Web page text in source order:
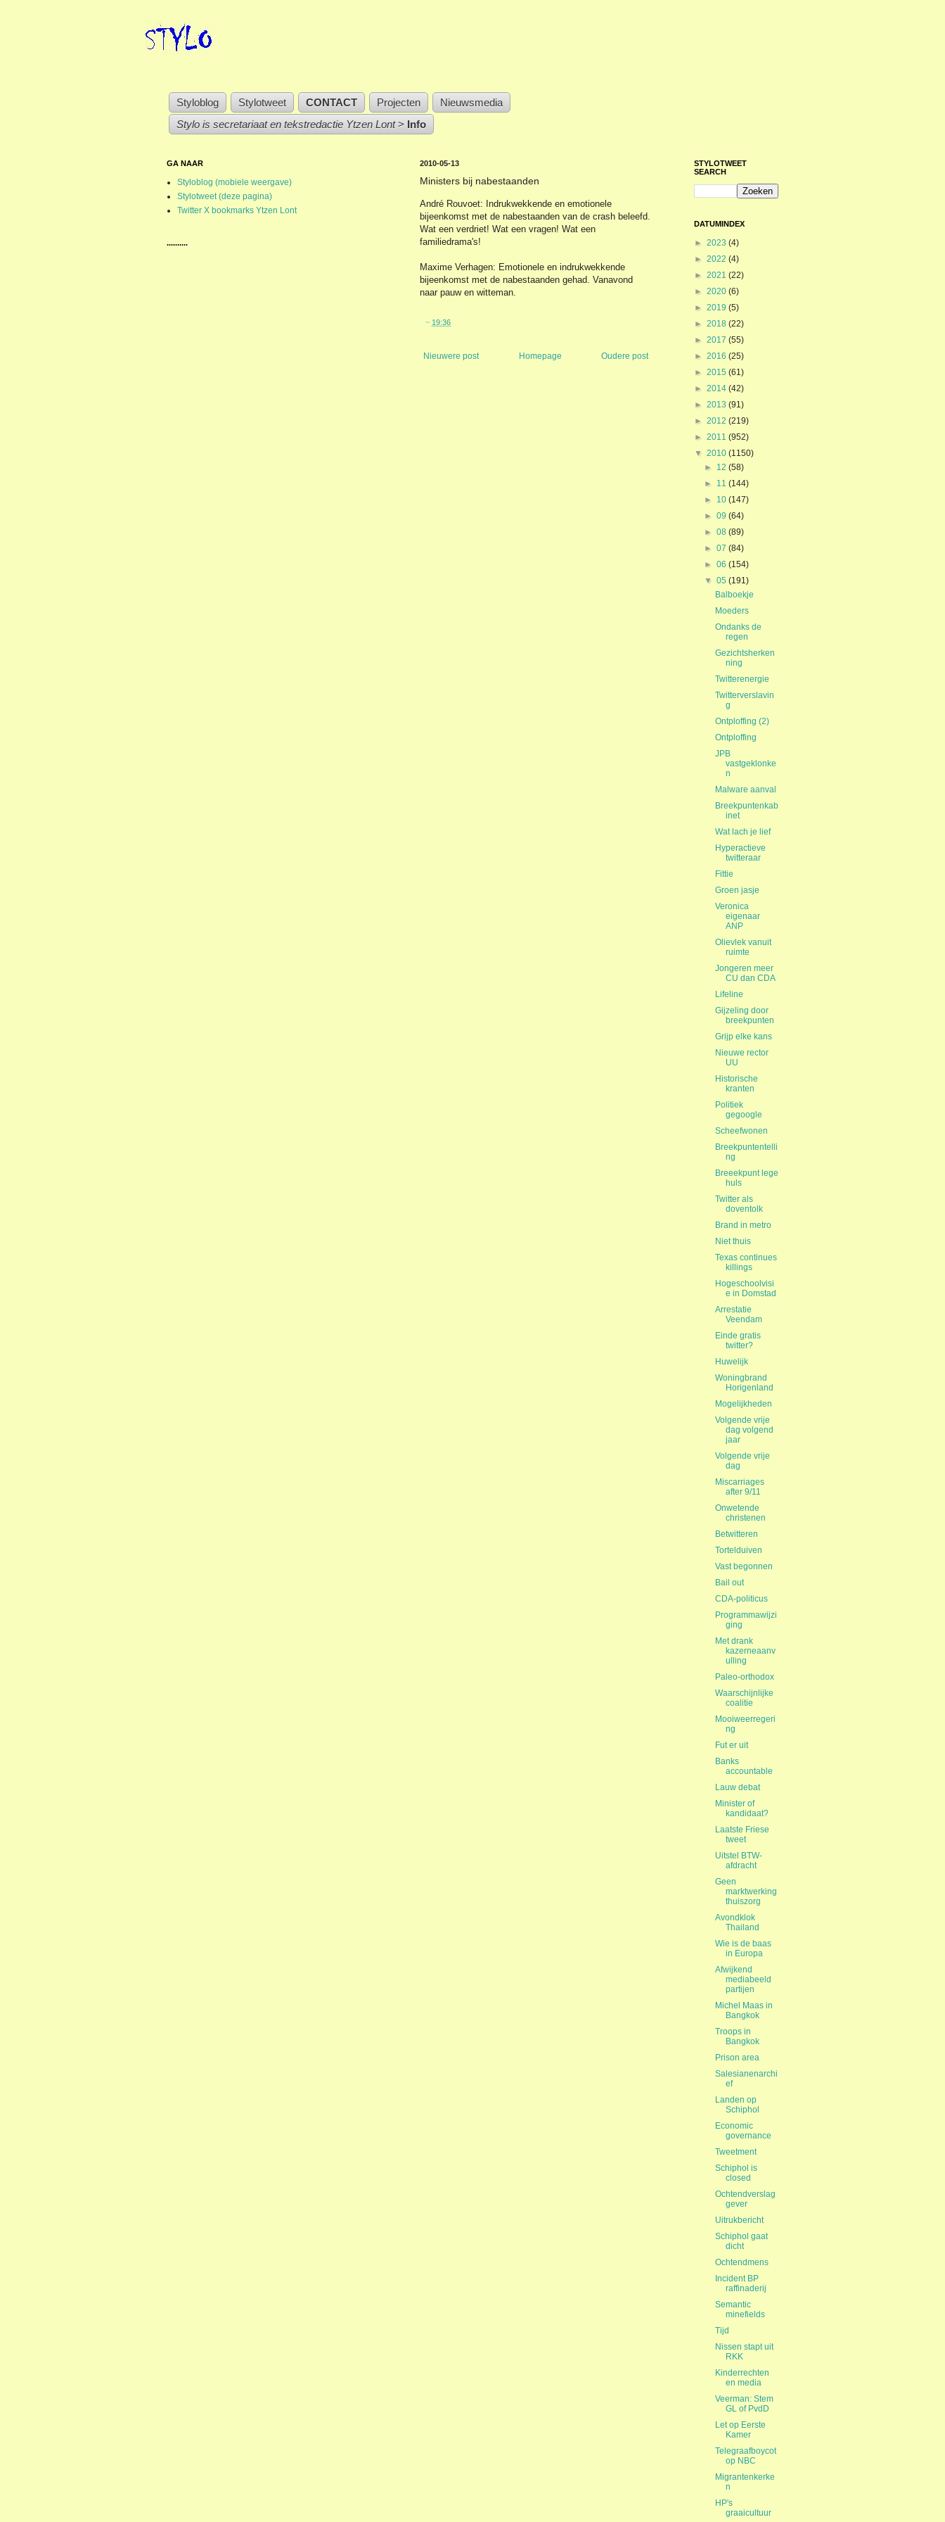
Styloblog Stylotweet CONTACT Projecten
Nieuwsmedia
Stylo is secretariaat en tekstredactie Ytzen Lont> Info
2010-05-13
Ministers bij nabestaanden
André Rouvoet: Indrukwekkende en emotionele
bijeenkomst met de nabestaanden van de crash beleefd.
Wat een verdriet! Wat een vragen! Wat een
familiedrama's!
Maxime Verhagen: Emotionele en indrukwekkende
bijeenkomst met de nabestaanden gehad. Vanavond
naar pauw en witteman.
~ 19:36
Nieuwere post Oudere post
Homepage
GA NAAR
Styloblog (mobiele weergave)
Stylotweet (deze pagina)
Twitter X bookmarks Ytzen Lont
..........
STYLOTWEET
SEARCH
DATUMINDEX
► 2023 (4)
► 2022 (4)
► 2021 (22)
► 2020 (6)
► 2019 (5)
► 2018 (22)
► 2017 (55)
► 2016 (25)
► 2015 (61)
► 2014 (42)
► 2013 (91)
► 2012 (219)
► 2011 (952)
▼ 2010 (1150)
► 12(58)
► 11(144)
► 10(147)
►09(64)
►08(89)
►07(84)
►06(154)
▼05(191)
Balboekje
Moeders
Ondanks de
regen
Gezichtsherken
ning
Twitterenergie
Twitterverslavin
g
Ontploffing (2)
Ontploffing
JPB
vastgeklonke
n
Malware aanval
Breekpuntenkab
inet
Wat lach je lief
Hyperactieve
twitteraar
Fittie
Groen jasje
Veronica
eigenaar
ANP
Olievlek vanuit
ruimte
Jongeren meer
CU dan CDA
Lifeline
Gijzeling door
breekpunten
Grijp elke kans
Nieuwe rector
UU
Historische
kranten
Politiek
gegoogle
Scheefwonen
Breekpuntentelli
ng
Breeekpunt lege
huls
Twitter als
doventolk
Brand in metro
Niet thuis
Texas continues
killings
Hogeschoolvisi
e in Domstad
Arrestatie
Veendam
Einde gratis
twitter?
Huwelijk
Woningbrand
Horigenland
Mogelijkheden
Volgende vrije
dag volgend
jaar
Volgende vrije
dag
Miscarriages
after 9/11
Onwetende
christenen
Betwitteren
Tortelduiven
Vast begonnen
Bail out
CDA-politicus
Programmawijzi
ging
Met drank
kazerneaanv
ulling
Paleo-orthodox
Waarschijnlijke
coalitie
Mooiweerregeri
ng
Fut er uit
Banks
accountable
Lauw debat
Minister of
kandidaat?
Laatste Friese
tweet
Uitstel BTW-
afdracht
Geen
marktwerking
thuiszorg
Avondklok
Thailand
Wie is de baas
in Europa
Afwijkend
mediabeeld
partijen
Michel Maas in
Bangkok
Troops in
Bangkok
Prison area
Salesianenarchi
ef
Landen op
Schiphol
Economic
governance
Tweetment
Schiphol is
closed
Ochtendverslag
gever
Uitrukbericht
Schiphol gaat
dicht
Ochtendmens
Incident BP
raffinaderij
Semantic
minefields
Tijd
Nissen stapt uit
RKK
Kinderrechten
en media
Veerman: Stem
GL of PvdD
Let op Eerste
Kamer
Telegraafboycot
op NBC
Migrantenkerke
n
HP's
graaicultuur